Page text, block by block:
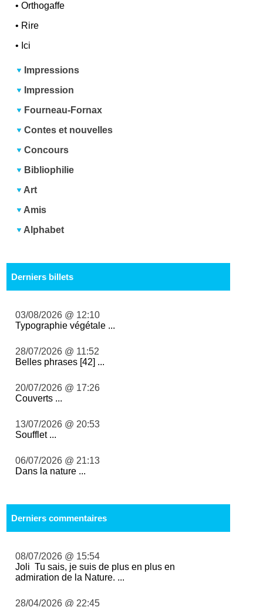
•Orthogaffe
• Rire
• Ici
Impressions
Impression
Fourneau-Fornax
Contes et nouvelles
Concours
Bibliophilie
Art
Amis
Alphabet
Derniers billets
03/08/2026 @ 12:10
Typographie végétale ...
28/07/2026 @ 11:52
Belles phrases [42] ...
20/07/2026 @ 17:26
Couverts ...
13/07/2026 @ 20:53
Soufflet ...
06/07/2026 @ 21:13
Dans la nature ...
Derniers commentaires
08/07/2026 @ 15:54
Joli Tu sais, je suis de plus en plus en
admiration de la Nature. ...
28/04/2026 @ 22:45